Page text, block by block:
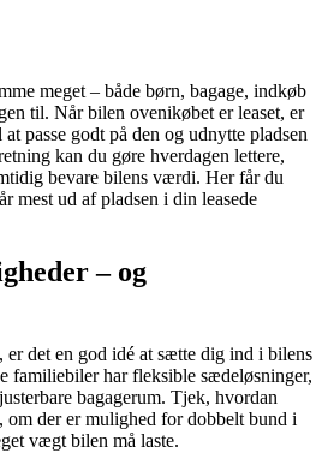
meget – både børn, bagage, indkøb
til. Når bilen ovenikøbet er leaset, er
passe godt på den og udnytte pladsen
kan du gøre hverdagen lettere,
bevare bilens værdi. Her får du
mest ud af pladsen i din leasede
– og
er det en god idé at sætte dig ind i bilens
familiebiler har fleksible sædeløsninger,
bagagerum. Tjek, hvordan
om der er mulighed for dobbelt bund i
vægt bilen må laste.